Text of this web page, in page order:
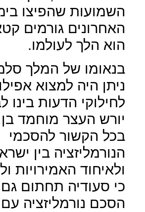
השמועות שהפיצו
האחרונים גורמים
הוא הלך לעולמו.
בנאומו של המלך
ניתן היה למצוא
לחילוקי הדעות בינו
יורש העצר מוחמד
בכל הקשור להסכמי
הנורמליזציה בין
ולאיחוד האמירויות
כי סעודיה תחתום
הסכם נורמליזציה